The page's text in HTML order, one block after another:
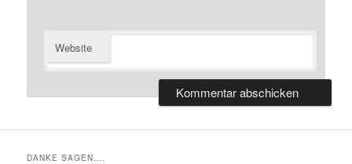
Website
DANKE SAGEN….